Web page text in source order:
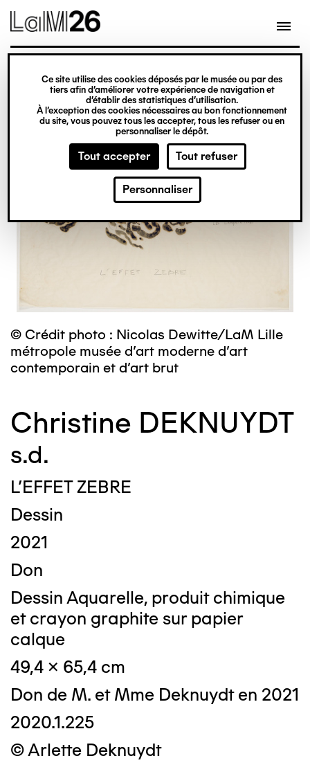
Gestion des cookies
Ce site utilise des cookies déposés par le musée ou par des
tiers afin d’améliorer votre expérience de navigation et
d’établir des statistiques d’utilisation.
À l’exception des cookies nécessaires au bon fonctionnement
du site, vous pouvez tous les accepter, tous les refuser ou en
personnaliser le dépôt.
Tout accepter Tout refuser
Personnaliser
contenu
© Crédit photo : Nicolas Dewitte/LaM Lille
métropole musée d’art moderne d’art
contemporain et d’art brut
Christine DEKNUYDT
s.d.
L'EFFET ZEBRE
Dessin
2021
Don
Dessin Aquarelle, produit chimique
et crayon graphite sur papier
calque
49,4 x 65,4 cm
Don de M. et Mme Deknuydt en 2021
2020.1.225
© Arlette Deknuydt